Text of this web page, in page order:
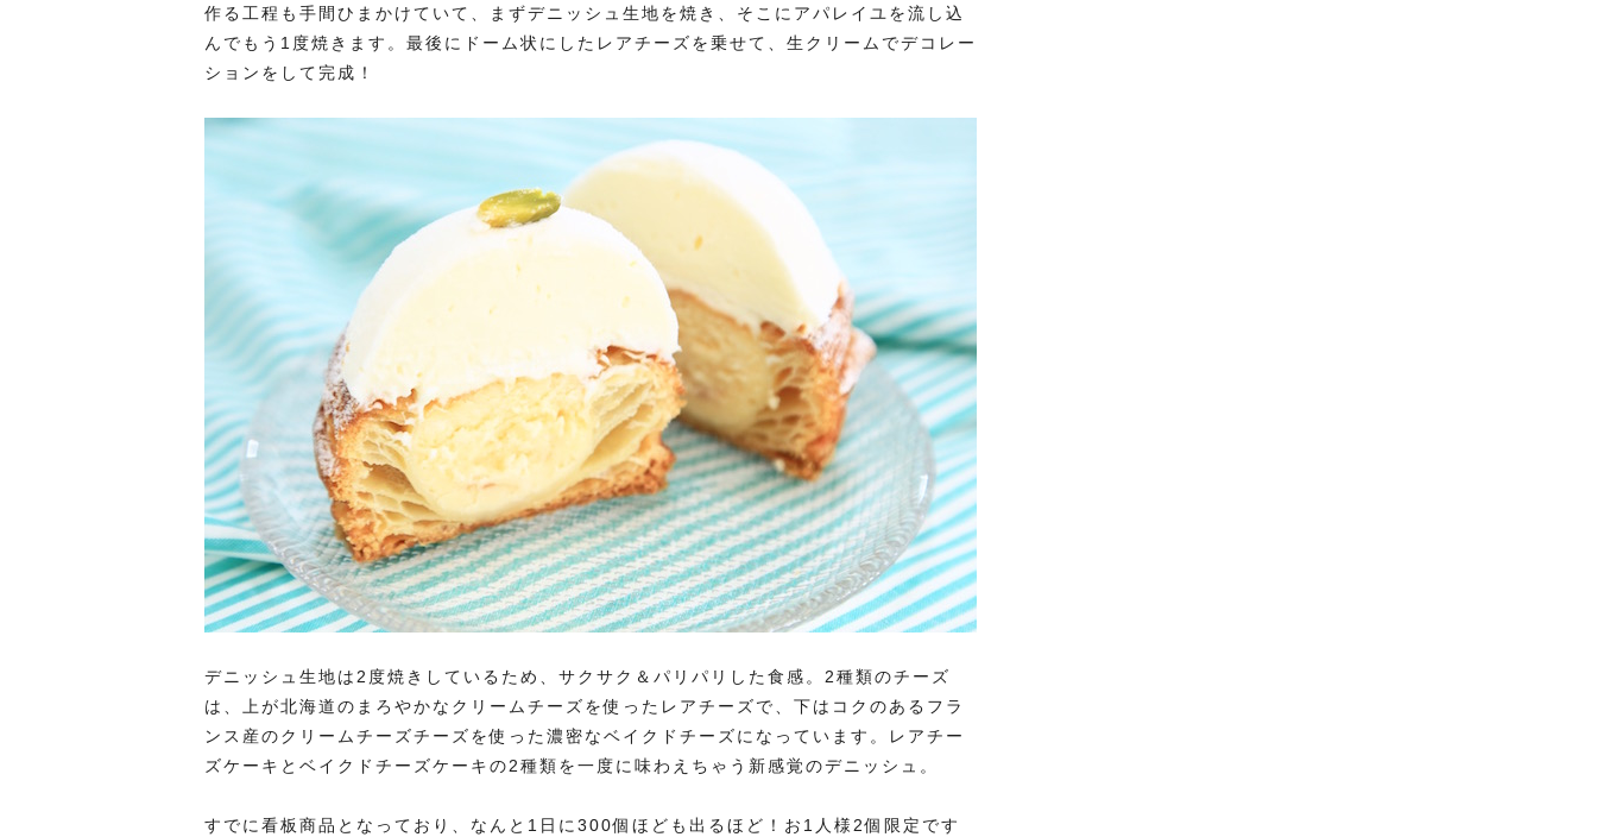
作る工程も手間ひまかけていて、まずデニッシュ生地を焼き、そこにアパレイユを流し込
んでもう1度焼きます。最後にドーム状にしたレアチーズを乗せて、生クリームでデコレー
ションをして完成！
デニッシュ生地は2度焼きしているため、サクサク＆パリパリした食感。2種類のチーズ
は、上が北海道のまろやかなクリームチーズを使ったレアチーズで、下はコクのあるフラ
ンス産のクリームチーズチーズを使った濃密なベイクドチーズになっています。レアチー
ズケーキとベイクドチーズケーキの2種類を一度に味わえちゃう新感覚のデニッシュ。
すでに看板商品となっており、なんと1日に300個ほども出るほど！お1人様2個限定です